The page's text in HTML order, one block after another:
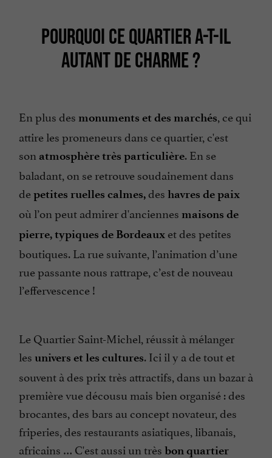
POURQUOI CE QUARTIER A-T-IL
AUTANT DE CHARME ?
En plus des monuments et des marchés, ce qui
attire les promeneurs dans ce quartier, c'est
son atmosphère très particulière. En se
baladant, on se retrouve soudainement dans
depetites ruelles calmes,des havres de paix
où l’on peut admirer d'anciennes maisons de
pierre, typiques de Bordeaux et des petites
boutiques. La rue suivante, l’animation d’une
rue passante nous rattrape, c’est de nouveau
l’effervescence !
Le Quartier Saint-Michel, réussit à mélanger
les univers et les cultures. Ici il y a de tout et
souvent à des prix très attractifs, dans un bazar à
première vue décousu mais bien organisé : des
brocantes, des bars au concept novateur, des
friperies, des restaurants asiatiques, libanais,
africains … C'est aussi un très bon quartier